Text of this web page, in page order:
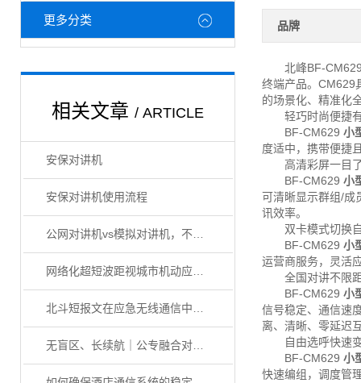
更多分类
相关文章 / ARTICLE
安保对讲机
安保对讲机使用流程
公网对讲机vs模拟对讲机，不同行业到底怎么选
网络化超短波距视城市机动应急通信系统
无盲区、长续航｜公专融合对讲机如何提升酒店服务效率？
品牌
北峰BF-
终端产品。CM629
的场景化、精准化
轻巧时尚便捷
BF-CM629 小
度适中，携带便捷
高清彩屏一目
BF-CM629 小
可清晰显示群组/成
讯效率。
双卡模式切换
BF-CM629 小
运营商服务，灵活
全国对讲不限
BF-CM629 小
信号稳定、通信速
离、清晰、零延迟
自由选呼快速
BF-CM629 小
快速编组，调度管